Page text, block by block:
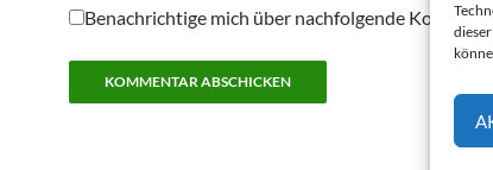
Benachrichtige mich über nachfolgende